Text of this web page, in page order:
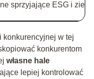
sprzyjające ESG i
konkurencyjnej w tej
konkurentom
własne hale
lepiej kontrolować